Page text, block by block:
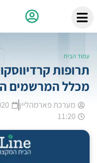
עמוד הבית
תרופות
מכלל המרשמים
מערכת פארמהליין
11:20